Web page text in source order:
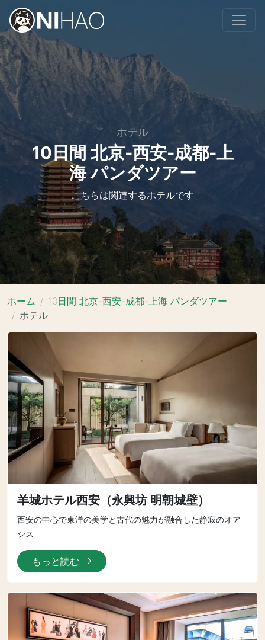
ホテル
10日間 北京-西安-成都-上
海 パンダツアー
こちらは関連するホテルです
ホーム
10日間 北京-西安-成都-上海 パンダツアー
ホテル
羊城ホテル西安（永興坊 明朝城壁）
西安の中心で東洋の美学と古代の魅力が融合した静寂のオア
シス
もっと読む